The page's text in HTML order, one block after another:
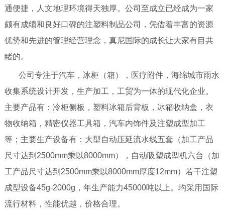
通便捷，人文地理环境得天独厚。公司至成立已经成为一家
颇有成绩和良好口碑的注塑料制品公司，凭借着丰富的资源
优势和先进的管理经营理念，真尼国际的成长让大家有目共
睹的。
公司专注于汽车，冰柜（箱），医疗附件，海绵城市雨水
收集系统设计开发，生产加工，工贸为一体的现代化企业。
主要产品有：冷柜侧板，塑料冰箱后背板，冰箱收纳盒，衣
物收纳箱，精密仪器工具箱，汽车内饰件及注塑成型加工
等；主要生产设备有：大型自动压延流水线五套（加工产品
尺寸达到2500mm乘以8000mm），自动吸塑成型机六台（加
工产品尺寸达到2500mm乘以8000mm厚度12mm）若干注塑
成型设备45g-2000g，年生产能力45000吨以上。均采用国际
流行材料，性能优越，价格合理。